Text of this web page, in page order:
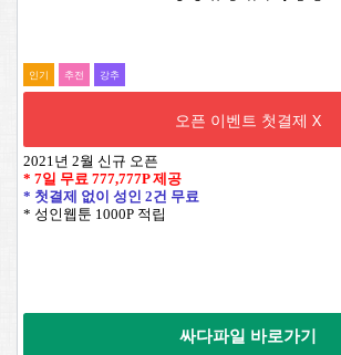
인기 추전 강추
오픈 이벤트 첫결제 X
2021년 2월 신규 오픈
* 7일 무료 777,777P제공
* 첫결제 없이 성인 2건 무료
* 성인웹툰 1000P 적립
싸다파일 바로가기